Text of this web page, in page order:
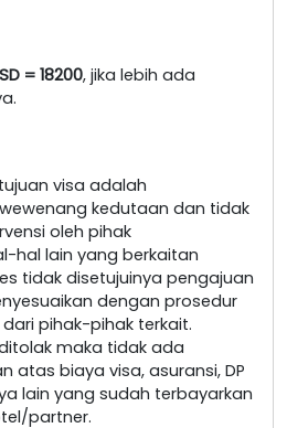
= 18200, jika lebih ada
visa adalah
kedutaan dan tidak
oleh pihak
hal lain yang berkaitan
tidak disetujuinya pengajuan
dengan prosedur
pihak-pihak terkait.
maka tidak ada
atas biaya visa, asuransi, DP
lain yang sudah terbayarkan
partner.